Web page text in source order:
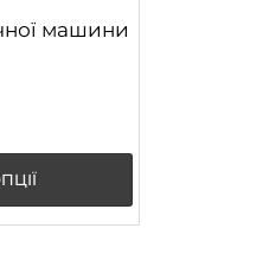
машини